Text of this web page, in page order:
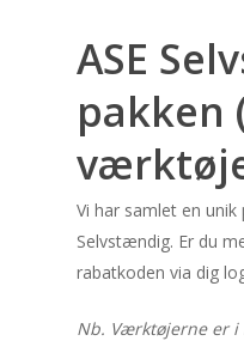
ASE
pakken
Vi har samlet en
Selvstændig. Er du
rabatkoden via dig
Nb. Værktøjerne er i